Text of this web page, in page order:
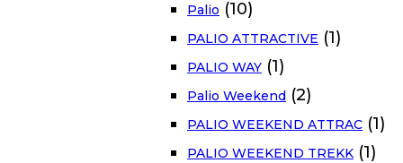
Palio (10)
PALIO ATTRACTIVE (1)
PALIO WAY (1)
Palio Weekend (2)
PALIO WEEKEND ATTRAC (1)
PALIO WEEKEND TREKK (1)